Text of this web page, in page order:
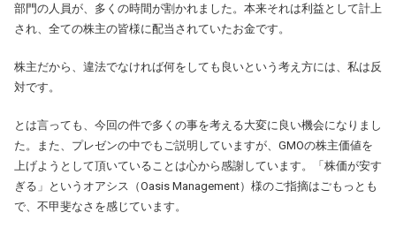
部門の人員が、多くの時間が割かれました。本来それは利益として計上
され、全ての株主の皆様に配当されていたお金です。
株主だから、違法でなければ何をしても良いという考え方には、私は反
対です。
とは言っても、今回の件で多くの事を考える大変に良い機会になりまし
た。また、プレゼンの中でもご説明していますが、GMOの株主価値を
上げようとして頂いていることは心から感謝しています。「株価が安す
ぎる」というオアシス（Oasis Management）様のご指摘はごもっとも
で、不甲斐なさを感じています。